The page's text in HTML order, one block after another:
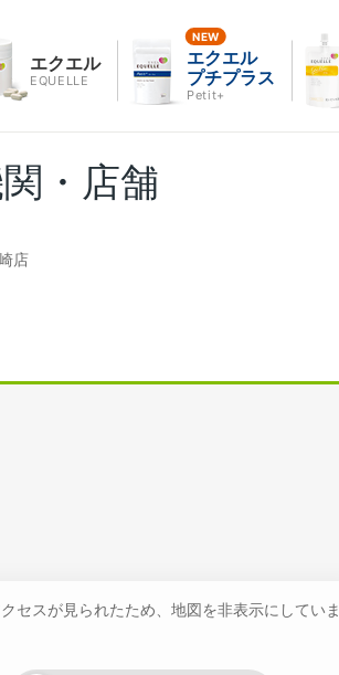
エクエル
EQUELLE
エクエル
プチプラス
Petit+
・店舗
店
セスが見られたため、地図を非表示にしていま